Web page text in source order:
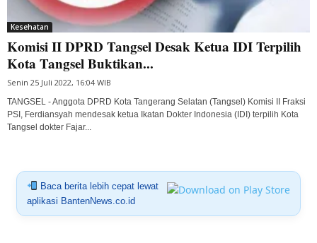
Kesehatan
Komisi II DPRD Tangsel Desak Ketua IDI Terpilih
Kota Tangsel Buktikan...
Senin 25 Juli 2022, 16:04 WIB
TANGSEL - Anggota DPRD Kota Tangerang Selatan (Tangsel) Komisi II Fraksi
PSI, Ferdiansyah mendesak ketua Ikatan Dokter Indonesia (IDI) terpilih Kota
Tangsel dokter Fajar...
Baca berita lebih cepat lewat
aplikasi BantenNews.co.id